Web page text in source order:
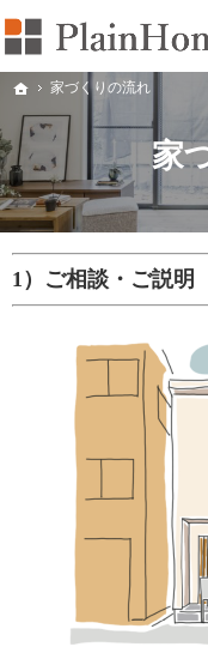
家
プレインホーム｜大阪・堺市・
プレインホーム｜大阪府堺市・
1）ご相談・ご説明
ホーム
家づくりの流れ